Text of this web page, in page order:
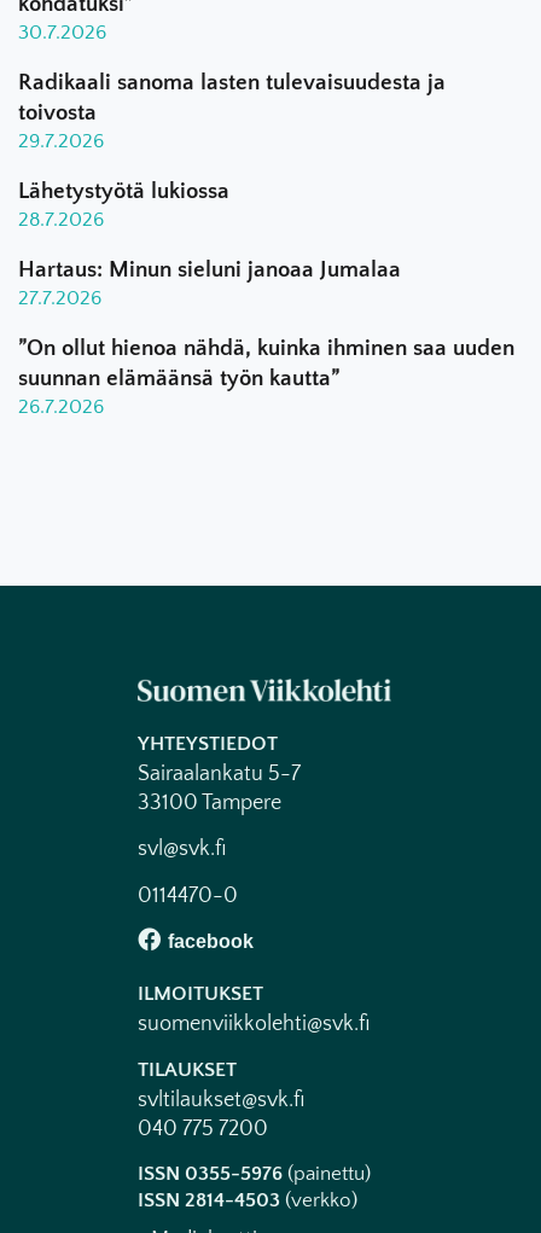
30.7.2026
Radikaali sanoma lasten tulevaisuudesta ja
toivosta
29.7.2026
Lähetystyötä lukiossa
28.7.2026
Hartaus: Minun sieluni janoaa Jumalaa
27.7.2026
”On ollut hienoa nähdä, kuinka ihminen saa uuden
suunnan elämäänsä työn kautta”
26.7.2026
YHTEYSTIEDOT
Sairaalankatu 5-7
33100 Tampere
svl@svk.fi
0114470-0
ILMOITUKSET
suomenviikkolehti@svk.fi
TILAUKSET
svltilaukset@svk.fi
040 775 7200
ISSN 0355-5976 (painettu)
ISSN 2814-4503 (verkko)